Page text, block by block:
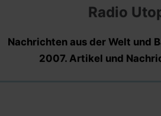
Radio
Nachrichten aus der Welt und
2007. Artikel und